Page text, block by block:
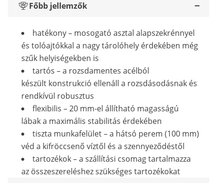
Főbb jellemzők
hatékony – mosogató asztal alapszekrénnyel
és tolóajtókkal a nagy tárolóhely érdekében még
szűk helyiségekben is
tartós – a rozsdamentes acélból
készült konstrukció ellenáll a rozsdásodásnak és
rendkívül robusztus
flexibilis – 20 mm-el állítható magasságú
lábak a maximális stabilitás érdekében
tiszta munkafelület – a hátsó perem (100 mm)
véd a kifröccsenő víztől és a szennyeződéstől
tartozékok – a szállítási csomag tartalmazza
az összeszereléshez szükséges tartozékokat